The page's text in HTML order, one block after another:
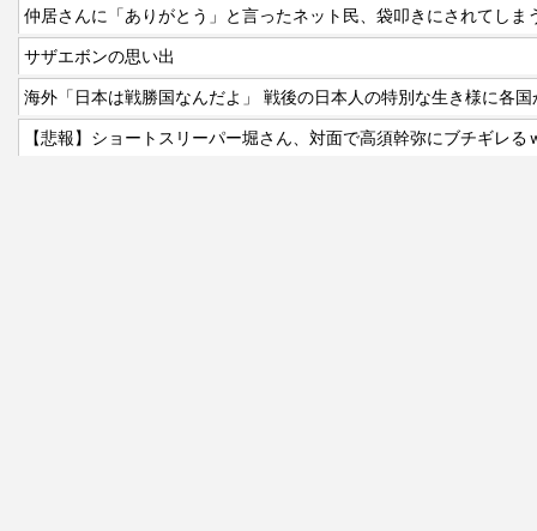
仲居さんに「ありがとう」と言ったネット民、袋叩きにされてし
サザエボンの思い出
海外「日本は戦勝国なんだよ」 戦後の日本人の特別な生き様に各
【悲報】ショートスリーパー堀さん、対面で高須幹弥にブチギレる